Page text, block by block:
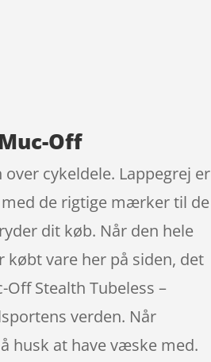
Off
cykeldele. Lappegrej er
de rigtige mærker til de
dit køb. Når den hele
købt vare her på siden, det
Stealth Tubeless –
verden. Når
husk at have væske med.